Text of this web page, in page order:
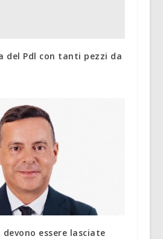
del Pdl con tanti pezzi da
essere lasciate